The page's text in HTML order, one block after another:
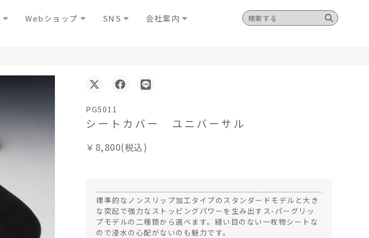
Webショップ SNS 会社案内
PG5011
シートカバー ユニバーサル
￥8,800(税込)
標準的なノンスリップ加工タイプのスタンダードモデルと大き
な突起で強力なストッピングパワーを生み出すス-パーグリッ
プモデルの二種類から選べます。縫い目のない一枚物シートな
ので浸水の心配がないのも魅力です。